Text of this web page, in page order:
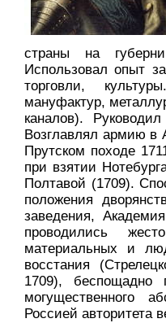
страны на
Использовал опыт
торговли,
мануфактур,
каналов).
Возглавлял армию в
Прутском походе
при взятии
Полтавой (1709).
положения
заведения,
проводились
материальных и
восстания
1709), беспощадно
могущественного
Россией авторитета